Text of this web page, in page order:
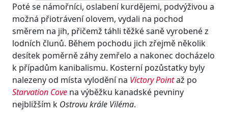
Poté se námořníci, oslabení kurdějemi, podvýživou a
možná přiotrávení olovem, vydali na pochod
směrem na jih, přičemž táhli těžké saně vyrobené z
lodních člunů. Během pochodu jich zřejmě několik
desítek poměrně záhy zemřelo a nakonec docházelo
k případům kanibalismu. Kosterní pozůstatky byly
nalezeny od místa vylodění na Victory Pointaž po
Starvation Cove na výběžku kanadské pevniny
nejbližším k Ostrovu krále Viléma.